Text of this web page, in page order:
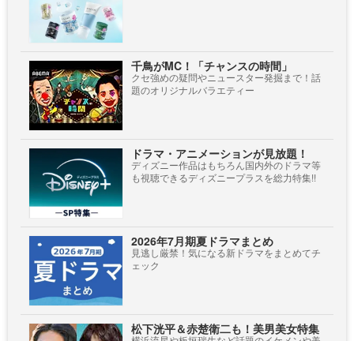
千鳥がMC！「チャンスの時間」
クセ強めの疑問やニュースター発掘まで！話
題のオリジナルバラエティー
ドラマ・アニメーションが見放題！
ディズニー作品はもちろん国内外のドラマ等
も視聴できるディズニープラスを総力特集!!
2026年7月期夏ドラマまとめ
見逃し厳禁！気になる新ドラマをまとめてチ
ェック
松下洸平＆赤楚衛二も！美男美女特集